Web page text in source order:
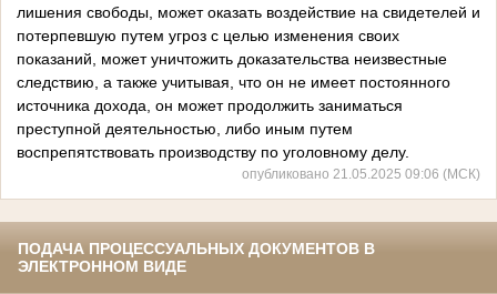
лишения свободы, может оказать воздействие на свидетелей и
потерпевшую путем угроз с целью изменения своих
показаний, может уничтожить доказательства неизвестные
следствию, а также учитывая, что он не имеет постоянного
источника дохода, он может продолжить заниматься
преступной деятельностью, либо иным путем
воспрепятствовать производству по уголовному делу.
опубликовано 21.05.2025 09:06 (МСК)
ПОДАЧА ПРОЦЕССУАЛЬНЫХ ДОКУМЕНТОВ В
ЭЛЕКТРОННОМ ВИДЕ